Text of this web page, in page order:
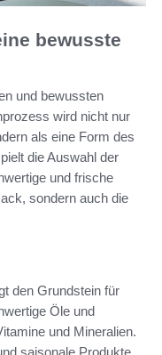
bewusste
und bewussten
wird nicht nur
als eine Form des
die Auswahl der
und frische
sondern auch die
den Grundstein für
Öle und
und Mineralien.